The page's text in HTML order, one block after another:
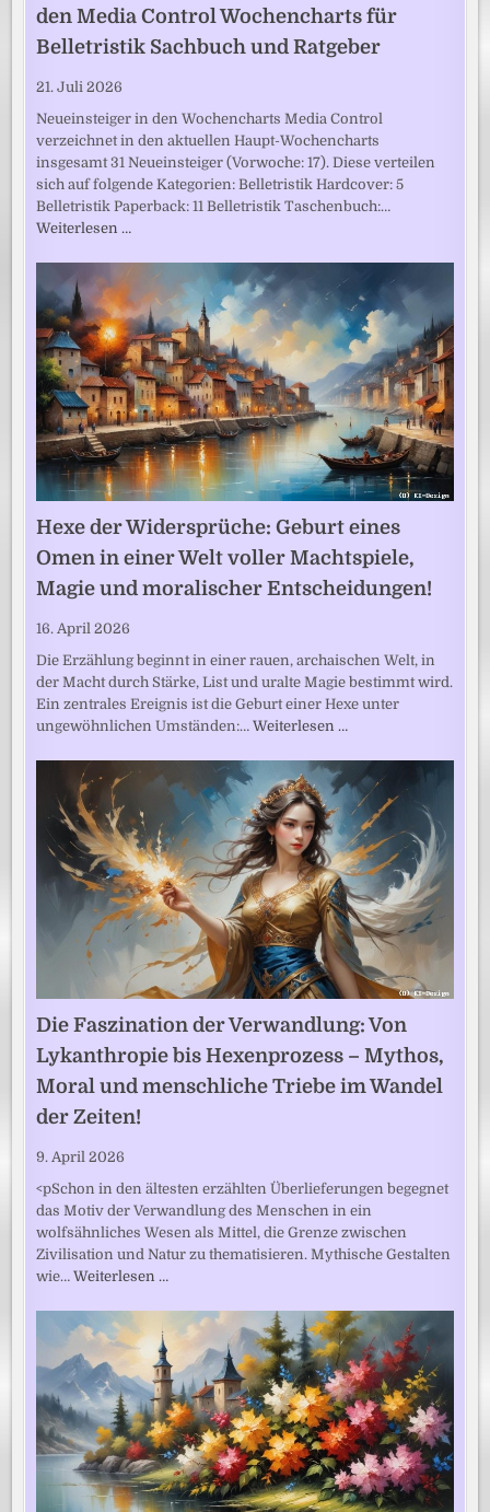
den Media Control Wochencharts für
Belletristik Sachbuch und Ratgeber
21. Juli 2026
Neueinsteiger in den Wochencharts Media Control
verzeichnet in den aktuellen Haupt-Wochencharts
insgesamt 31 Neueinsteiger (Vorwoche: 17). Diese verteilen
sich auf folgende Kategorien: Belletristik Hardcover: 5
Belletristik Paperback: 11 Belletristik Taschenbuch:…
Weiterlesen …
Hexe der Widersprüche: Geburt eines
Omen in einer Welt voller Machtspiele,
Magie und moralischer Entscheidungen!
16. April 2026
Die Erzählung beginnt in einer rauen, archaischen Welt, in
der Macht durch Stärke, List und uralte Magie bestimmt wird.
Ein zentrales Ereignis ist die Geburt einer Hexe unter
ungewöhnlichen Umständen:…Weiterlesen …
Die Faszination der Verwandlung: Von
Lykanthropie bis Hexenprozess – Mythos,
Moral und menschliche Triebe im Wandel
der Zeiten!
9. April 2026
<pSchon in den ältesten erzählten Überlieferungen begegnet
das Motiv der Verwandlung des Menschen in ein
wolfsähnliches Wesen als Mittel, die Grenze zwischen
Zivilisation und Natur zu thematisieren. Mythische Gestalten
wie…Weiterlesen …